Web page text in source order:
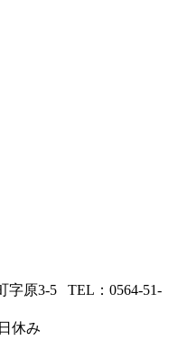
字原3-5 TEL：0564-51-
休み